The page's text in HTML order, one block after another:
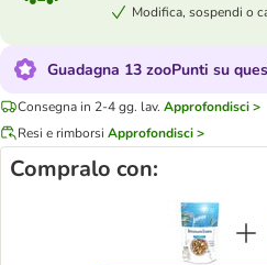
Modifica, sospendi o
Guadagna 13 zooPunti su
Consegna in 2-4 gg. lav. Approfondisci >
Resi e rimborsi Approfondisci >
Compralo con: